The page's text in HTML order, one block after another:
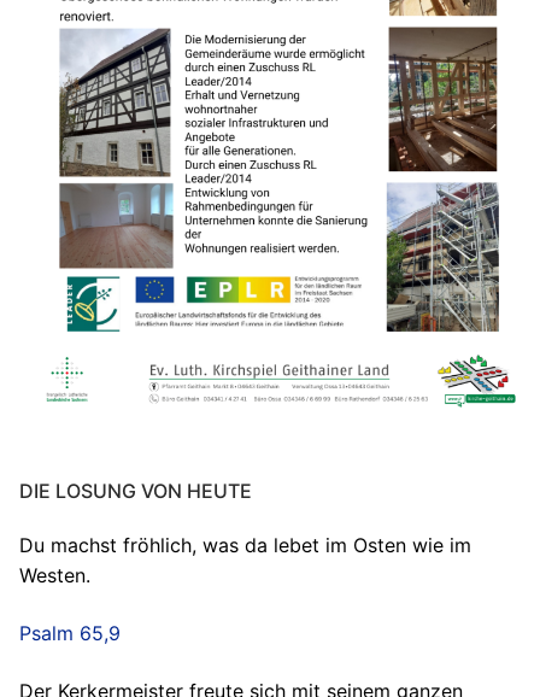
DIE LOSUNG VON HEUTE
Du machst fröhlich, was da lebet im Osten wie im
Westen.
Psalm 65,9
Der Kerkermeister freute sich mit seinem ganzen